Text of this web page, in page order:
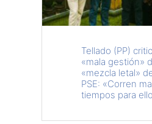
Tellado (PP)
«mala gestión»
«mezcla letal»
PSE: «Corren
tiempos para